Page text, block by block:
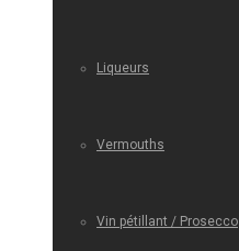
Liqueurs
Vermouths
Vin pétillant / Prosecco